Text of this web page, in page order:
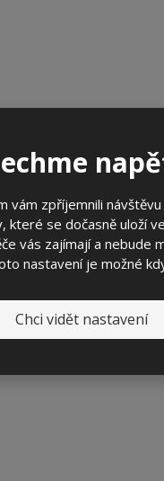
vám zpříjemnili
které se dočasně uloží
vás zajímají a nebude
nastavení je možné
Chci vidět nastavení